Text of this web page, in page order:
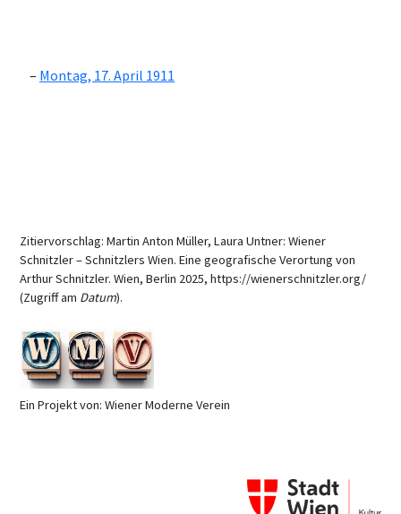
Montag, 17. April 1911
Zitiervorschlag: Martin Anton Müller, Laura Untner: Wiener
Schnitzler – Schnitzlers Wien. Eine geografische Verortung von
Arthur Schnitzler. Wien, Berlin 2025, https://wienerschnitzler.org/
(Zugriff am Datum).
Ein Projekt von: Wiener Moderne Verein